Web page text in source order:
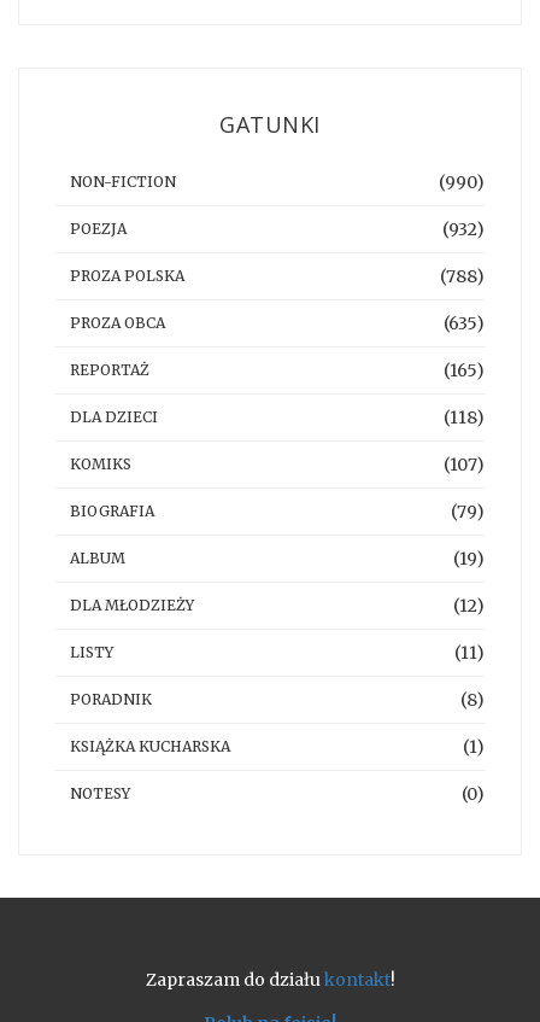
GATUNKI
NON-FICTION (990)
POEZJA (932)
PROZA POLSKA (788)
PROZA OBCA (635)
REPORTAŻ (165)
DLA DZIECI (118)
KOMIKS (107)
BIOGRAFIA (79)
ALBUM (19)
DLA MŁODZIEŻY (12)
LISTY (11)
PORADNIK (8)
KSIĄŻKA KUCHARSKA (1)
NOTESY (0)
Zapraszam do działukontakt!